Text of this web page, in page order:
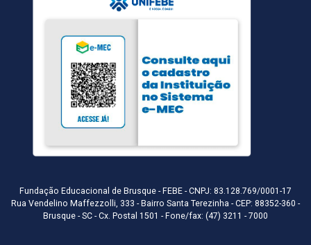
Fundação Educacional de Brusque - FEBE - CNPJ: 83.128.769/0001-17
Rua Vendelino Maffezzolli, 333 - Bairro Santa Terezinha - CEP: 88352-360 -
Brusque - SC - Cx. Postal 1501 - Fone/fax: (47) 3211 - 7000